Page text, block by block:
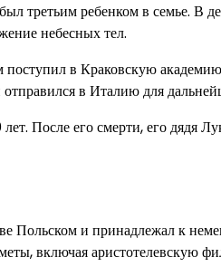
третьим ребенком в семье. В
небесных тел.
в Краковскую
в Италию для
После его смерти, его дядя
Польском и принадлежал к
включая аристотелевскую